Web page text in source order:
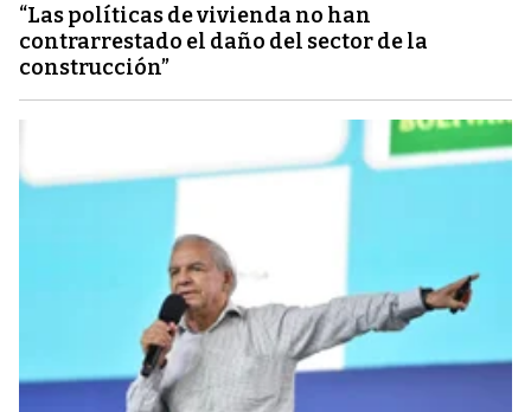
“Las políticas de vivienda no han
contrarrestado el daño del sector de la
construcción”